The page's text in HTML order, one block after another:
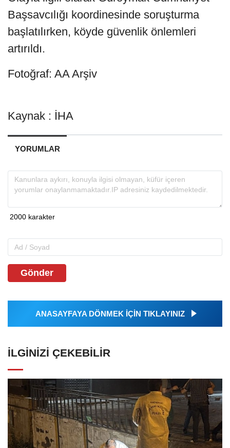
Başsavcılığı koordinesinde soruşturma
başlatılırken, köyde güvenlik önlemleri
artırıldı.
Fotoğraf: AA Arşiv
Kaynak : İHA
YORUMLAR
Gönder
ANASAYFAYA DÖNMEK İÇİN TIKLAYINIZ
İLGINIZI ÇEKEBILIR